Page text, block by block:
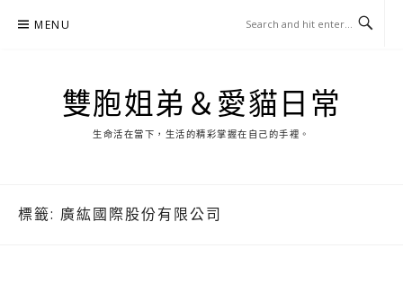
MENU
雙胞姐弟＆愛貓日常
生命活在當下，生活的精彩掌握在自己的手裡。
標籤: 廣紘國際股份有限公司